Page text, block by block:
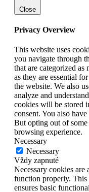
Close
Privacy Overview
This website uses
you navigate through
that are categorized as
as they are essential
the website. We also
analyze and
cookies will be stored
consent. You also
But opting out of
browsing experience.
Necessary
Necessary
Vždy zapnuté
Necessary cookies are
function properly. This
ensures basic